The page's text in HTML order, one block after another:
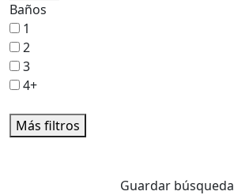
Baños
1
2
3
4+
Más filtros
Guardar búsqueda